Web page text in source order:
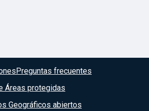
Preguntas frecuentes
Áreas protegidas
Geográficos abiertos